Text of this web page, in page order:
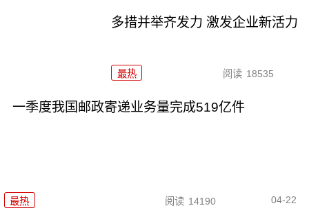
多措并举齐发力 激发企业新活力
最热 阅读 18535
一季度我国邮政寄递业务量完成519亿件
最热 阅读 14190 04-22